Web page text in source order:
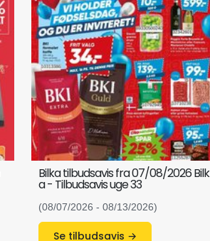
Bilka tilbudsavis fra 07/08/2026 Bilk
a - Tilbudsavis uge 33
(08/07/2026 - 08/13/2026)
Se tilbudsavis →